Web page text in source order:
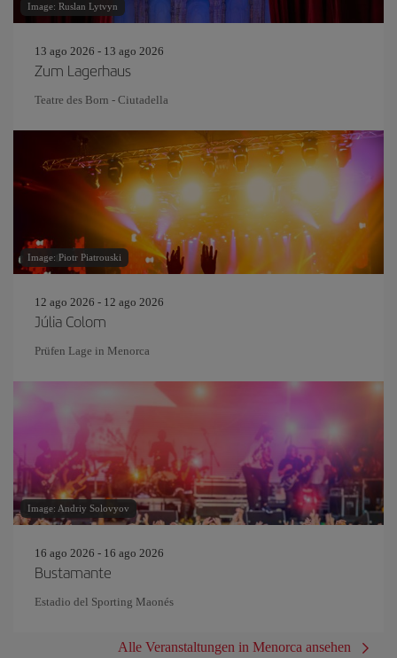
Image: Ruslan Lytvyn
13 ago 2026 - 13 ago 2026
Zum Lagerhaus
Teatre des Born - Ciutadella
Image: Piotr Piatrouski
12 ago 2026 - 12 ago 2026
Júlia Colom
Prüfen Lage in Menorca
Image: Andriy Solovyov
16 ago 2026 - 16 ago 2026
Bustamante
Estadio del Sporting Maonés
Alle Veranstaltungen in Menorca ansehen